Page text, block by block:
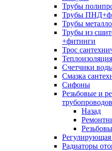
Трубы
Трубы
Трубы
Трубы из
+фитинги
Трос
Счетчики
Смазка
Сифоны
Резьбовые и
трубопроводов
Назад
Регулирующая
Радиаторы